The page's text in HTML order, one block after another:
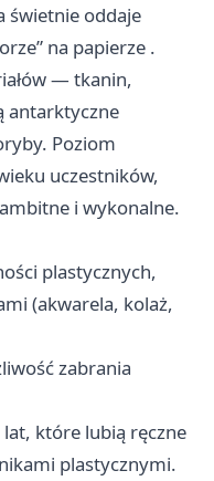
świetnie oddaje
na papierze .
— tkanin,
antarktyczne
Poziom
uczestników,
i wykonalne.
plastycznych,
(akwarela, kolaż,
zabrania
które lubią ręczne
plastycznymi.